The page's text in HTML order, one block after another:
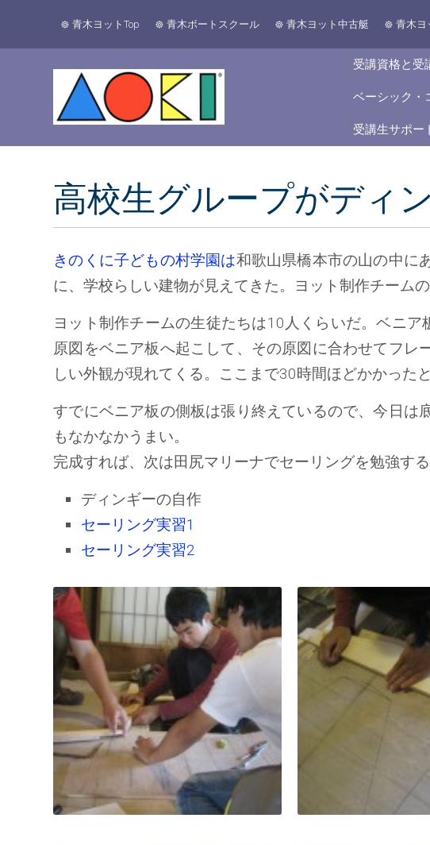
青木ヨットTop 青木ボートスクール 青木ヨット中古艇 青木ヨ
受講資格と受
ベーシック・
受講生サポー
高校生グループがディ
きのくに子どもの村学園は和歌山県橋本市の山の中に
に、学校らしい建物が見えてきた。ヨット制作チーム
ヨット制作チームの生徒たちは10人くらいだ。ベニ
原図をベニア板へ起こして、その原図に合わせてフ
しい外観が現れてくる。ここまで30時間ほどかかった
すでにベニア板の側板は張り終えているので、今日
もなかなかうまい。
完成すれば、次は田尻マリーナでセーリングを勉強す
ディンギーの自作
セーリング実習1
セーリング実習2